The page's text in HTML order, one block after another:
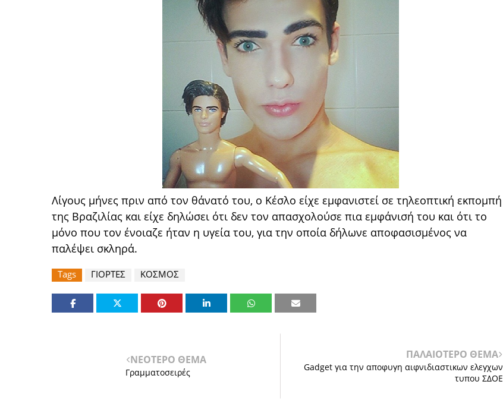
Λίγους μήνες πριν από τον θάνατό του, ο Κέσλο είχε εμφανιστεί σε τηλεοπτική εκπομπή
της Βραζιλίας και είχε δηλώσει ότι δεν τον απασχολούσε πια εμφάνισή του και ότι το
μόνο που τον ένοιαζε ήταν η υγεία του, για την οποία δήλωνε αποφασισμένος να
παλέψει σκληρά.
Tags ΓΙΟΡΤΕΣ ΚΟΣΜΟΣ
ΝΕΟΤΕΡΟ ΘΕΜΑ
Γραμματοσειρές
ΠΑΛΑΙΟΤΕΡΟ ΘΕΜΑ
Gadget για την αποφυγη αιφνιδιαστικων ελεγχων
τυπου ΣΔΟΕ